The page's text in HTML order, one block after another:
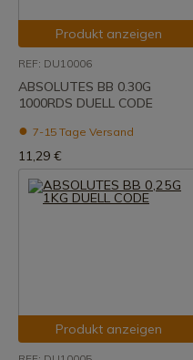
Produkt anzeigen
REF: DU10006
ABSOLUTES BB 0.30G
1000RDS DUELL CODE
7-15 Tage Versand
11,29 €
Produkt anzeigen